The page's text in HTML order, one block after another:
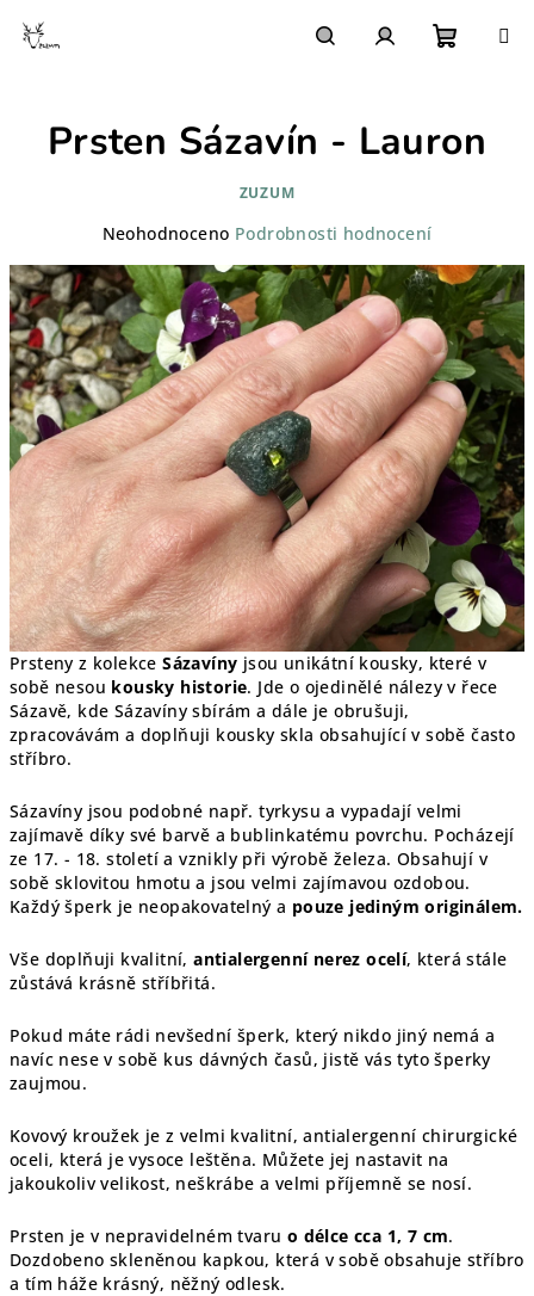
košík
Prsteny z kolekce Sázavíny jsou unikátní kousky, které v
sobě nesou kousky historie. Jde o ojedinělé nálezy v řece
Sázavě, kde Sázavíny sbírám a dále je obrušuji,
zpracovávám a doplňuji kousky skla obsahující v sobě často
stříbro.
Sázavíny jsou podobné např. tyrkysu a vypadají velmi
zajímavě díky své barvě a bublinkatému povrchu. Pocházejí
ze 17. - 18. století a vznikly při výrobě železa. Obsahují v
sobě sklovitou hmotu a jsou velmi zajímavou ozdobou.
Každý šperk je neopakovatelný a pouze jediným originálem.
Vše doplňuji kvalitní,antialergenní nerez ocelí, která stále
zůstává krásně stříbřitá.
Pokud máte rádi nevšední šperk, který nikdo jiný nemá a
navíc nese v sobě kus dávných časů, jistě vás tyto šperky
zaujmou.
Kovový kroužek je z velmi kvalitní, antialergenní chirurgické
oceli, která je vysoce leštěna. Můžete jej nastavit na
jakoukoliv velikost, neškrábe a velmi příjemně se nosí.
Prsten je v nepravidelném tvaru o délce cca 1, 7 cm.
Dozdobeno skleněnou kapkou, která v sobě obsahuje stříbro
a tím háže krásný, něžný odlesk.
Prsten Sázavín - Lauron
ZUZUM
Průměrné
produktu
je
0,0
z
5
hvězdiček.
Neohodnoceno Podrobnosti hodnocení